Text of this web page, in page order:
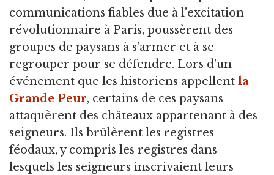
communications fiables due à l'excitation
révolutionnaire à Paris, poussèrent des
groupes de paysans à s'armer et à se
regrouper pour se défendre. Lors d'un
événement que les historiens appellent la
Grande Peur, certains de ces paysans
attaquèrent des châteaux appartenant à des
seigneurs. Ils brûlèrent les registres
féodaux, y compris les registres dans
lesquels les seigneurs inscrivaient leurs